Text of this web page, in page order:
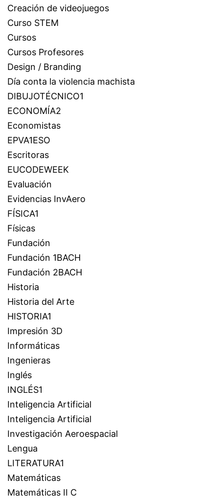
Creación de videojuegos
Curso STEM
Cursos
Cursos Profesores
Design / Branding
Día conta la violencia machista
DIBUJOTÉCNICO1
ECONOMÍA2
Economistas
EPVA1ESO
Escritoras
EUCODEWEEK
Evaluación
Evidencias InvAero
FÍSICA1
Físicas
Fundación
Fundación 1BACH
Fundación 2BACH
Historia
Historia del Arte
HISTORIA1
Impresión 3D
Informáticas
Ingenieras
Inglés
INGLÉS1
Inteligencia Artificial
Inteligencia Artificial
Investigación Aeroespacial
Lengua
LITERATURA1
Matemáticas
Matemáticas II C